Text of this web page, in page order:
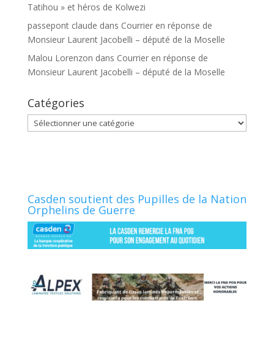
Tatihou » et héros de Kolwezi
passepont claude dans Courrier en réponse de
Monsieur Laurent Jacobelli – député de la Moselle
Malou Lorenzon dans Courrier en réponse de
Monsieur Laurent Jacobelli – député de la Moselle
Catégories
Catégories
Casden soutient des Pupilles de la Nation
Orphelins de Guerre